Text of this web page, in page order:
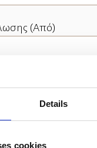
Details
cookies
(Από)
(Από)